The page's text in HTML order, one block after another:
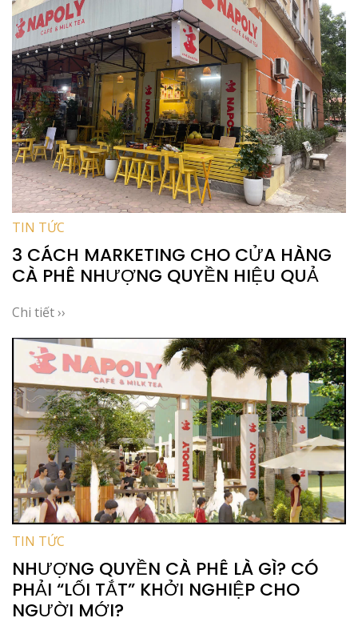
TIN TỨC
3 CÁCH MARKETING CHO CỬA HÀNG
CÀ PHÊ NHƯỢNG QUYỀN HIỆU QUẢ
Chi tiết ››
TIN TỨC
NHƯỢNG QUYỀN CÀ PHÊ LÀ GÌ? CÓ
PHẢI “LỐI TẮT” KHỞI NGHIỆP CHO
NGƯỜI MỚI?